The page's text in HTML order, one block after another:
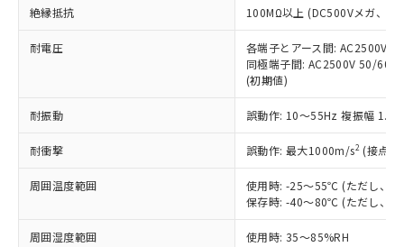
絶縁抵抗 100MΩ以上 (DC500Vメガ、点
耐電圧
各端子とアース間: AC2500V
同極端子間: AC2500V 50/
(初期値)
耐振動 誤動作: 10～55Hz 複振幅
耐衝撃 誤動作: 最大1000m/s2 (接点
周囲温度範囲
使用時: -25～55℃ (ただし、氷
保存時: -40～80℃ (ただし、氷
周囲湿度範囲 使用時: 35～85%RH
販売ネットワーク
」をご確認
在庫状況および標準価格結果を当社の
事前の承諾なく第三者に漏洩または開
示しないようお願いします。
マイパーツ機能（部品リスト作成サー
ビス）をご利用いただくには、I-Web
メンバーズにご登録されている必要が
但し、RoHS指令で産業用監視および制御機器に対する
図的な使用がないことを確認しています。
部品在庫の切り替え状況などにより、予定
月が前後することがあります。
※3 非含有証明書ダウンロード
DEHP(フタル酸ビス(2-エチルヘキシル)) : 1000ppm
準値以下であることを示します。
「10」：通常の使用状況下において有害物
質が外部に漏えいし、環境に深刻な影響を
及ぼさない年数を意味します。
「－」：未確認です。当社販売部門へお問
当社は貴社製品を、核兵器、ミサイ
ル、化学兵器、生物兵器またはその他
武器並びにこれらの製造装置等に一切
当社は、貴社製品を第三者に販売する
場合は、上記1、2および3の内容を当
該第三者に通知します。また当社は、
販売先および販売に係わる関係者が違
法に輸出するおそれがある場合は、取
り引きをいたしません。
在庫なし(最新の在庫状況につ
いては、お客様のお取引先、ま
たはお客様担当のオムロン制御
機器販売店・当社販売員にご確
受注生産機種、また在庫状況の
情報を公開していない機種